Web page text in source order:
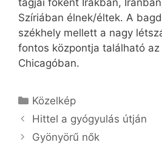
tagjai főként Irakban,
Szíriában élnek/éltek. A
székhely mellett a nagy
fontos központja található az
Chicagóban.
Kategória
Közelkép
Hittel a gyógyulás útján
Gyönyörű nők